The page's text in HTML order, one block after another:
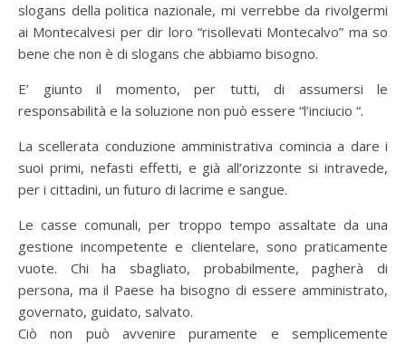
slogans della politica nazionale, mi verrebbe da rivolgermi
ai Montecalvesi per dir loro “risollevati Montecalvo” ma so
bene che non è di slogans che abbiamo bisogno.
E’ giunto il momento, per tutti, di assumersi le
responsabilità e la soluzione non può essere “l’inciucio “.
La scellerata conduzione amministrativa comincia a dare i
suoi primi, nefasti effetti, e già all’orizzonte si intravede,
per i cittadini, un futuro di lacrime e sangue.
Le casse comunali, per troppo tempo assaltate da una
gestione incompetente e clientelare, sono praticamente
vuote. Chi ha sbagliato, probabilmente, pagherà di
persona, ma il Paese ha bisogno di essere amministrato,
governato, guidato, salvato.
Ciò non può avvenire puramente e semplicemente